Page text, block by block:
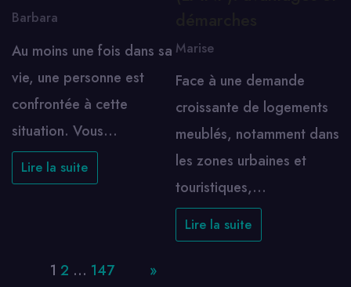
Barbara
Au moins une fois dans sa
vie, une personne est
confrontée à cette
situation. Vous…
Lire la suite
Marise
Face à une demande
croissante de logements
meublés, notamment dans
les zones urbaines et
touristiques,…
Lire la suite
1 2 … 147 »